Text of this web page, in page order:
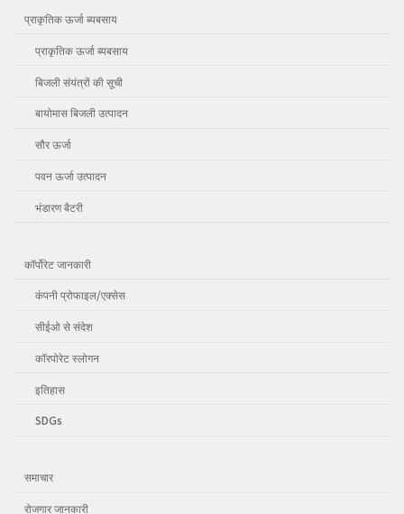
प्राकृतिक ऊर्जा ब्यबसाय
प्राकृतिक ऊर्जा ब्यबसाय
बिजली संयंत्रों की सूची
बायोमास बिजली उत्पादन
सौर ऊर्जा
पवन ऊर्जा उत्पादन
भंडारण बैटरी
कॉर्पोरेट जानकारी
कंपनी प्रोफाइल/एक्सेस
सीईओ से संदेश
कॉरपोरेट स्लोगन
इतिहास
SDGs
समाचार
रोजगार जानकारी